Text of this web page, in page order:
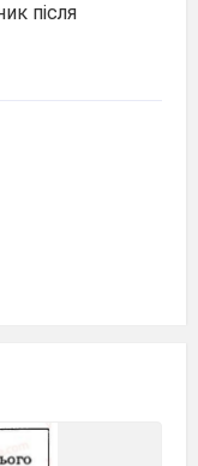
після